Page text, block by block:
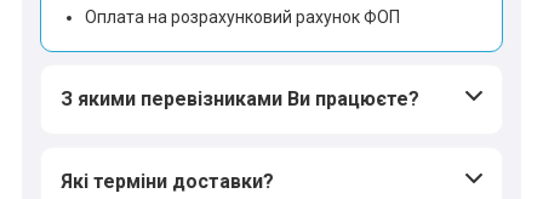
Оплата на розрахунковий рахунок ФОП
З якими перевізниками Ви працюєте?
Які терміни доставки?